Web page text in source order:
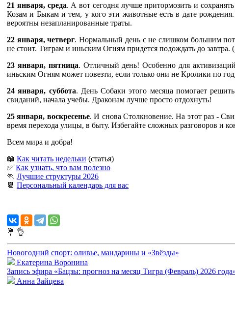
21 января, среда. А вот сегодня лучше притормозить и
Козам и Быкам и тем, у кого эти животные есть в дате
вероятны незапланированные траты.
22 января, четверг. Нормальный день с не слишком большим
не стоит. Тиграм и иньским Огням придется подождать до
23 января, пятница. Отличный день! Особенно для
иньским Огням может повезти, если только они не Кролики по
24 января, суббота. День Собаки этого месяца помогает
свиданий, начала учебы. Драконам лучше просто отдохнуть!
25 января, воскресенье. И снова Столкновение. На этот раз -
время перехода улицы, в быту. Избегайте сложных разговоров и
Всем мира и добра!
📖 Как читать недельки (статья)
✅ Как узнать, что вам полезно
🏃 Лучшие структуры 2026
📆 Персональный календарь для вас
💐 👌
Новогодний спорт: оливье, мандарины и «Звёзды»
Екатерина Воронина
Запись эфира «Бацзы: прогноз на месяц Тигра (Февраль) 2026
Анна Зайцева